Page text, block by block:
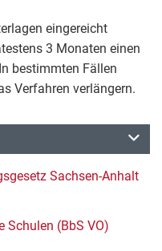
eingereicht
3 Monaten einen
bestimmten Fällen
Verfahren verlängern.
Sachsen-Anhalt
Schulen (BbS VO)